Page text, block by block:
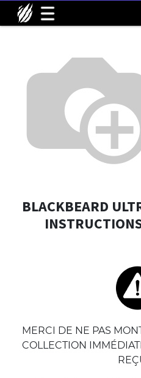
BLACKBEARD
MERCI DE NE PAS
COLLECTION